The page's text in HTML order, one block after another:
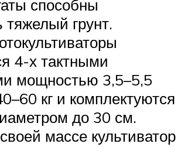
способны
тяжелый грунт.
4-х тактными
мощностью 3,5–5,5
кг и комплектуются
до 30 см.
массе культиватор